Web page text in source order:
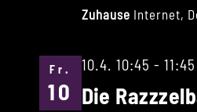
Zuhause Internet,
Fr.
10
10.4. 10:45 - 11:45
Die